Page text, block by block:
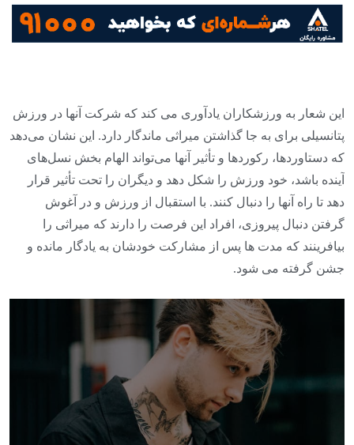
این شعار به ورزشکاران یادآوری می کند که شرکت آنها در ورزش
پتانسیلی برای به جا گذاشتن میراثی ماندگار دارد. این نشان می‌دهد
که دستاوردها، رکوردها و تأثیر آنها می‌تواند الهام بخش نسل‌های
آینده باشد، خود ورزش را شکل دهد و دیگران را تحت تأثیر قرار
دهد تا راه آنها را دنبال کنند. با استقبال از ورزش و در آغوش
گرفتن دنبال پیروزی، افراد این فرصت را دارند که میراثی را
بیافرینند که مدت ها پس از مشارکت خودشان به یادگار مانده و
جشن گرفته می شود.